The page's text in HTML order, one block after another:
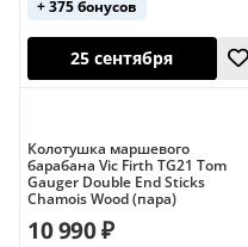
25 сентября
+ 375 бонусов
Колотушка маршевого
барабана Vic Firth TG21 Tom
Gauger Double End Sticks
Chamois Wood (пара)
10 990 ₽